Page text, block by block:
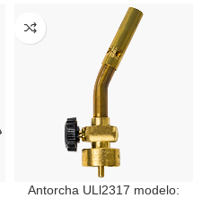
Antorcha ULl2317 modelo: